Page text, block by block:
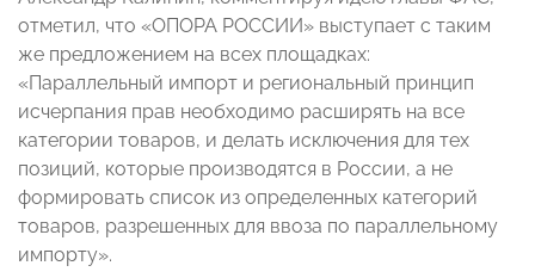
отметил, что «ОПОРА РОССИИ» выступает с таким
же предложением на всех площадках:
«Параллельный импорт и региональный принцип
исчерпания прав необходимо расширять на все
категории товаров, и делать исключения для тех
позиций, которые производятся в России, а не
формировать список из определенных категорий
товаров, разрешенных для ввоза по параллельному
импорту».